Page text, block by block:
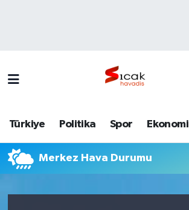
Türkiye Politika Spor Ekonomi
Merkez Hava Durumu